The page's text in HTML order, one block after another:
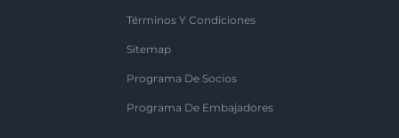
Términos Y Condiciones
Sitemap
Programa De Socios
Programa De Embajadores